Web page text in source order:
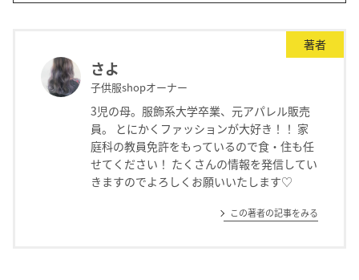
著者
さよ
子供服shopオーナー
3児の母。服飾系大学卒業、元アパレル販売
員。 とにかくファッションが大好き！！ 家
庭科の教員免許をもっているので食・住も任
せてください！ たくさんの情報を発信してい
きますのでよろしくお願いいたします♡
この著者の記事をみる